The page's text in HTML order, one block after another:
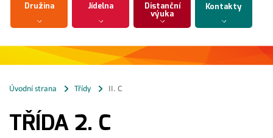
Družina Jídelna Distanční
výuka
Kontakty
Úvodní strana Třídy II. C
TŘÍDA 2. C